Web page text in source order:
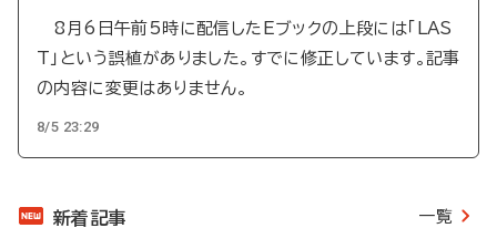
8月6日午前5時に配信したEブックの上段には「LAS
T」という誤植がありました。すでに修正しています。記事
の内容に変更はありません。
8/5 23:29
新着記事 一覧